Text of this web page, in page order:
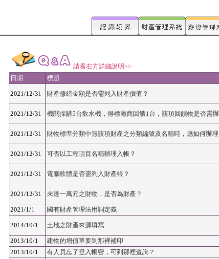
請看右方詳細說明>>
日期
標題
2021/12/31 財產修繕金額是否需列入財產價值？
2021/12/31 機關採購5台飲水機，得標廠商回饋1台，該項回饋物是否需
2021/12/31 財物標準分類中無該項財產之分類編號及名稱時，應如何辦
2021/12/31 可否以工程項目名稱辦理入帳？
2021/12/31 電腦軟體是否需列入財產帳？
2021/12/31 未達一萬元之財物，是否為財產？
2021/1/1 國有財產管理法用詞定義
2014/10/1 土地之財產來源填寫
2013/10/1
建物的增值單要到那裡補印
2013/10/1
有人員忘了登入帳密，可到那裡查詢？